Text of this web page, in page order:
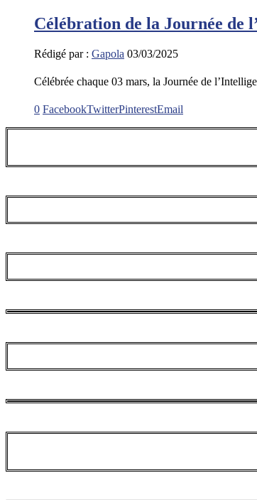
Célébration de la Journée
Rédigé par : Gapola 03/03/2025
Célébrée chaque 03 mars, la Journée de
0 FacebookTwitterPinterestEmail